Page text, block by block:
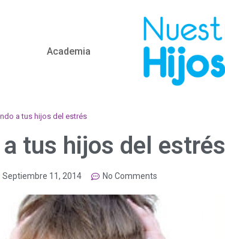
Academia
a tus hijos del estrés
tus hijos del estrés
Septiembre 11, 2014 No Comments